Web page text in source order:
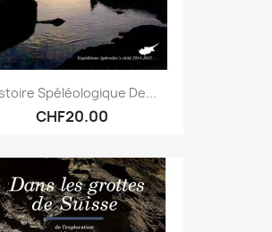
Spéléologique De...
CHF20.00